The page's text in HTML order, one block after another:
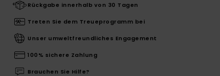
Rückgabe innerhalb von 30 Tagen
Treten Sie dem Treueprogramm bei
Unser umweltfreundliches Engagement
100% sichere Zahlung
Brauchen Sie Hilfe?